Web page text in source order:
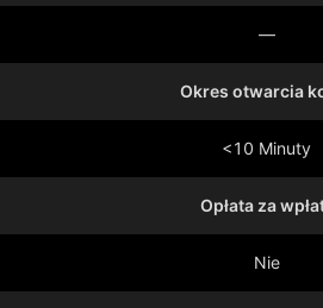
—
Okres otwarcia
<10 Minuty
Opłata za
Nie